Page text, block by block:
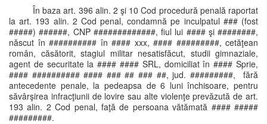
În baza art. 396 alin. 2 şi 10 Cod procedură penală raportat
la art. 193 alin. 2 Cod penal, condamnă pe inculpatul ### (fost
#####) ######, CNP #############, fiul lui #### şi ########,
născut în ########## în #### xxx, #### #########, cetăţean
român, căsătorit, stagiul militar nesatisfăcut, studii gimnaziale,
agent de securitate la #### #### SRL, domiciliat în #### Sprie,
#### ########## #### ### ## ### ##, jud. #########, fără
antecedente penale, la pedeapsa de 6 luni închisoare, pentru
săvârşirea infracţiunii de lovire sau alte violenţe prevăzută de art.
193 alin. 2 Cod penal, faţă de persoana vătămată #### #####
#########.